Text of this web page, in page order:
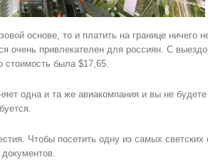
основе, то и платить на границе ничего
очень привлекателен для россиян. С
стоимость была $17,65.
одна и та же авиакомпания и вы не будете
Чтобы посетить одну из самых светских